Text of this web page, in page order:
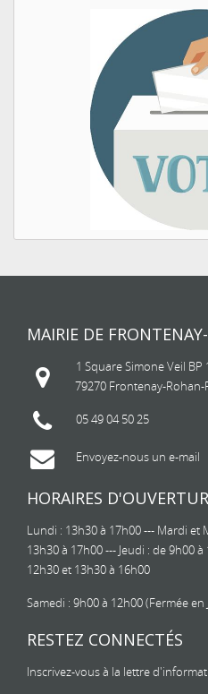
MAIRIE DE
1 Square Simone Veil BP
79270 Frontenay-Rohan-
05 49 04 50 25
Envoyez-nous un e-mail
HORAIRES
Lundi : 13h30 à 17h00 --- Mardi et
13h30 à 17h00 --- Jeudi : de 9h00
12h30 et 13h30 à 16h00
Samedi : 9h00 à 12h00 (Fermée en
RESTEZ CONNECTÉS
Inscrivez-vous à la lettre